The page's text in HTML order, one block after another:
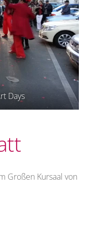
Days
Großen Kursaal von